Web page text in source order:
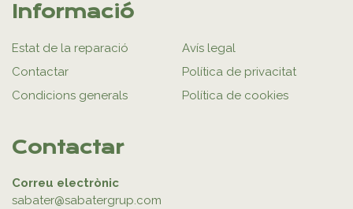
Informació
Estat de la reparació
Contactar
Condicions generals
Avís legal
Política de privacitat
Política de cookies
Contactar
Correu electrònic
sabater@sabatergrup.com